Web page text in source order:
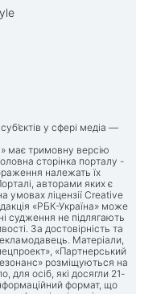
у сфері медіа —
має тримовну версію
сторінка порталу -
належать їх
авторами яких є
умовах ліцензії Creative
«РБК-Україна» може
судження не підлягають
За достовірність та
Матеріали,
«Партнерський
розміщуються на
для осіб, які досягли 21-
формат, що